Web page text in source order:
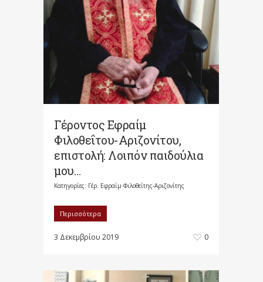
Γέροντος Εφραίμ
Φιλοθεΐτου-Αριζονίτου,
επιστολή: Λοιπόν παιδούλια
μου…
Κατηγορίες: Γέρ. Εφραίμ Φιλοθεΐτης-Αριζονίτης
Περισσότερα
3 Δεκεμβρίου 2019 0